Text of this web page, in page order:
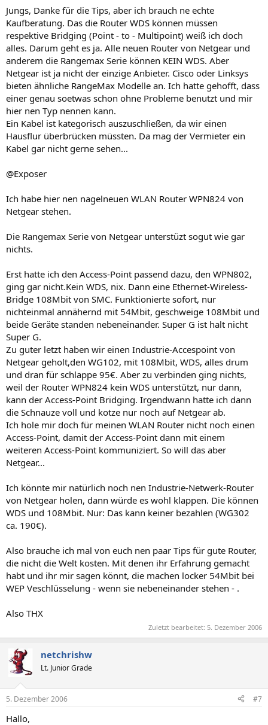
Jungs, Danke für die Tips, aber ich brauch ne echte
Kaufberatung. Das die Router WDS können müssen
respektive Bridging (Point - to - Multipoint) weiß ich doch
alles. Darum geht es ja. Alle neuen Router von Netgear und
anderem die Rangemax Serie können KEIN WDS. Aber
Netgear ist ja nicht der einzige Anbieter. Cisco oder Linksys
bieten ähnliche RangeMax Modelle an. Ich hatte gehofft, dass
einer genau soetwas schon ohne Probleme benutzt und mir
hier nen Typ nennen kann.
Ein Kabel ist kategorisch auszuschließen, da wir einen
Hausflur überbrücken müssten. Da mag der Vermieter ein
Kabel gar nicht gerne sehen...
@Exposer
Ich habe hier nen nagelneuen WLAN Router WPN824 von
Netgear stehen.
Die Rangemax Serie von Netgear unterstüzt sogut wie gar
nichts.
Erst hatte ich den Access-Point passend dazu, den WPN802,
ging gar nicht.Kein WDS, nix. Dann eine Ethernet-Wireless-
Bridge 108Mbit von SMC. Funktionierte sofort, nur
nichteinmal annähernd mit 54Mbit, geschweige 108Mbit und
beide Geräte standen nebeneinander. Super G ist halt nicht
Super G.
Zu guter letzt haben wir einen Industrie-Accespoint von
Netgear geholt,den WG102, mit 108Mbit, WDS, alles drum
und dran für schlappe 95€. Aber zu verbinden ging nichts,
weil der Router WPN824 kein WDS unterstützt, nur dann,
kann der Access-Point Bridging. Irgendwann hatte ich dann
die Schnauze voll und kotze nur noch auf Netgear ab.
Ich hole mir doch für meinen WLAN Router nicht noch einen
Access-Point, damit der Access-Point dann mit einem
weiteren Access-Point kommuniziert. So will das aber
Netgear...
Ich könnte mir natürlich noch nen Industrie-Netwerk-Router
von Netgear holen, dann würde es wohl klappen. Die können
WDS und 108Mbit. Nur: Das kann keiner bezahlen (WG302
ca. 190€).
Also brauche ich mal von euch nen paar Tips für gute Router,
die nicht die Welt kosten. Mit denen ihr Erfahrung gemacht
habt und ihr mir sagen könnt, die machen locker 54Mbit bei
WEP Veschlüsselung - wenn sie nebeneinander stehen - .
Also THX
Zuletzt bearbeitet: 5. Dezember 2006
netchrishw
Lt. Junior Grade
5. Dezember 2006 #7
Hallo,